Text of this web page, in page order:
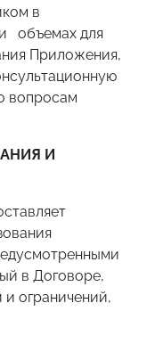
в
объемах для
Приложения,
вопросам
И
в Договоре,
ограничений,